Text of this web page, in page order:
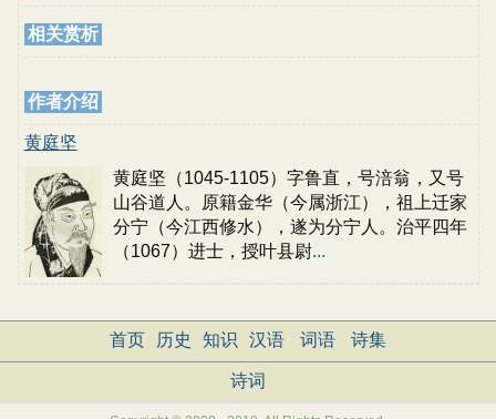
相关赏析
作者介绍
黄庭坚
黄庭坚（1045-1105）字鲁直，号涪翁，又号
山谷道人。原籍金华（今属浙江），祖上迁家
分宁（今江西修水），遂为分宁人。治平四年
（1067）进士，授叶县尉...
首页 历史 知识 汉语 词语 诗集
诗词